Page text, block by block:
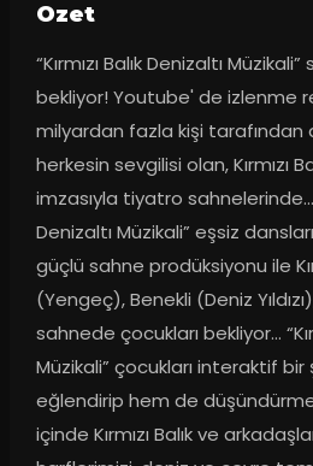
Ozet
“Kırmızı Balık Denizaltı
bekliyor! Youtube' de izlenme
milyardan fazla kişi tarafından
herkesin sevgilisi olan, Kırmızı
imzasıyla tiyatro sahnelerinde...
Denizaltı Müzikali” eşsiz
güçlü sahne prodüksiyonu ile
(Yengeç), Benekli (Deniz
sahnede çocukları bekliyor…
Müzikali” çocukları interaktif
eğlendirip hem de
içinde Kırmızı Balık ve